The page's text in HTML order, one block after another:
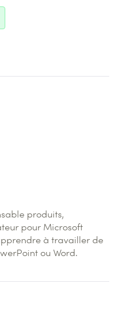
produits,
pour Microsoft
à travailler de
ou Word.